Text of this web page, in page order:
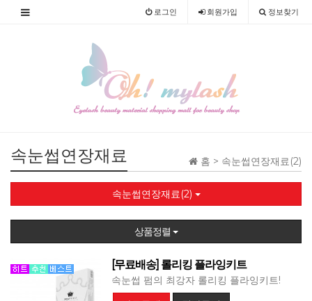
로그인 회원가입 정보찾기
홈 > 속눈썹연장재료(2)
속눈썹연장재료
속눈썹연장재료(2)
상품정렬
[무료배송] 롤리킹 플라잉키트
속눈썹 펌의 최강자 롤리킹 플라잉키트!